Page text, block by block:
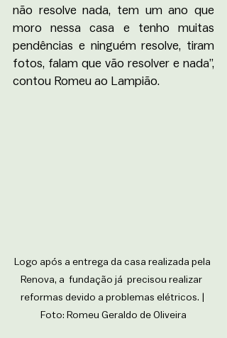
não resolve nada, tem um ano que
moro nessa casa e tenho muitas
pendências e ninguém resolve, tiram
fotos, falam que vão resolver e nada”,
contou Romeu ao Lampião.
Logo após a entrega da casa realizada pela
Renova, a  fundação já  precisou realizar
reformas devido a problemas elétricos. |
Foto: Romeu Geraldo de Oliveira